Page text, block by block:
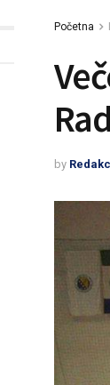
Početna
by